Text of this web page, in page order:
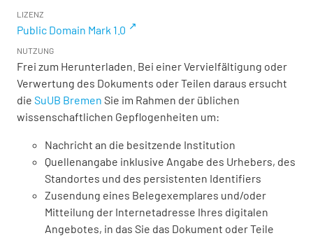
LIZENZ
Public Domain Mark 1.0
NUTZUNG
Frei zum Herunterladen. Bei einer Vervielfältigung oder
Verwertung des Dokuments oder Teilen daraus ersucht
die SuUB Bremen Sie im Rahmen der üblichen
wissenschaftlichen Gepflogenheiten um:
Nachricht an die besitzende Institution
Quellenangabe inklusive Angabe des Urhebers, des
Standortes und des persistenten Identifiers
Zusendung eines Belegexemplares und/oder
Mitteilung der Internetadresse Ihres digitalen
Angebotes, in das Sie das Dokument oder Teile